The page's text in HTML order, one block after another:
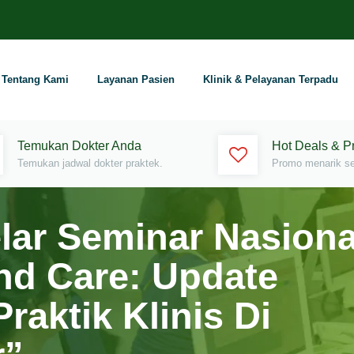
Tentang Kami Layanan Pasien Klinik & Pelayanan Terpadu
Temukan Dokter Anda
Temukan jadwal dokter praktek.
Hot Deals &
Promo menarik
Seminar
Care: Update
Klinis Di